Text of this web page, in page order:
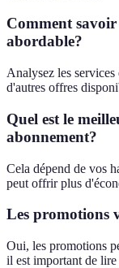
Comment
abordable?
Analysez les
d'autres offres
Quel est le
abonnement?
Cela dépend de vos
peut offrir plus
Les promotions
Oui, les promotions
il est important de